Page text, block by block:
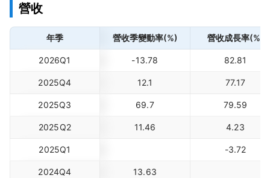
營收
年季 營收季變動率(%) 營收成長率(%)
2026Q1 -13.78 82.81
2025Q4 12.1 77.17
2025Q3 69.7 79.59
2025Q2 11.46 4.23
2025Q1 -3.72
2024Q4 13.63